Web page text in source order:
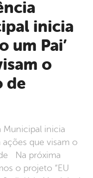
inicia
um Pai’
o
de
ações que visam o
Na próxima
o projeto “EU